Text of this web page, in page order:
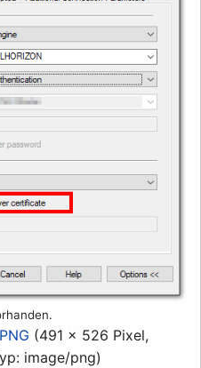
(491 × 526 Pixel,
image/png)